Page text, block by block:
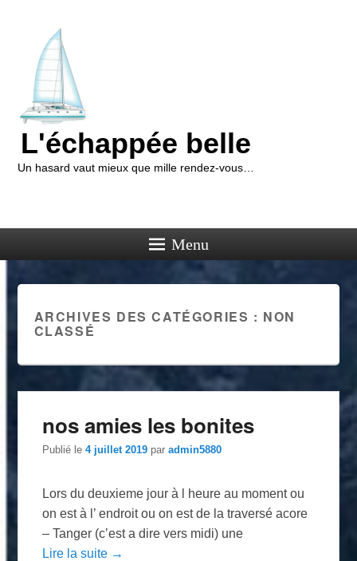
L'échappée belle
Un hasard vaut mieux que mille rendez-vous…
Menu
ARCHIVES DES CATÉGORIES : NON
CLASSÉ
nos amies les bonites
Publié le4 juillet 2019 paradmin5880
Lors du deuxieme jour à l heure au moment ou
on est à l’ endroit ou on est de la traversé acore
– Tanger (c’est a dire vers midi) une
Lire la suite →